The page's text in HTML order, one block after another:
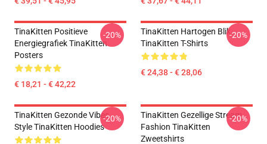
TinaKitten Positieve
Energiegrafiek TinaKitten
Posters
€ 18,21 - € 42,22
-20%
TinaKitten Hartogen Blik
TinaKitten T-Shirts
€ 24,38 - € 28,06
-20%
TinaKitten Gezonde Vibes
Style TinaKitten Hoodies
-20%
TinaKitten Gezellige Stream
Fashion TinaKitten
Zweetshirts
-20%